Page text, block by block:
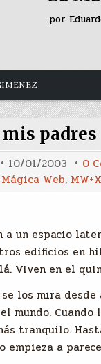
por
padres
10/01/2003 0
Mágica Web, MW+X
a un espacio
edificios en
Viven en el
los mira desde
mundo. Cuando
tranquilo.
empieza a